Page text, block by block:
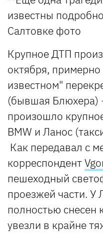
Крупное ДТП
октября,
известном"
(бывшая
произошло
BMW и Ланос
Как передавал с
корреспондент
пешеходный
проезжей части. У
полностью снесен
увезли в крайне